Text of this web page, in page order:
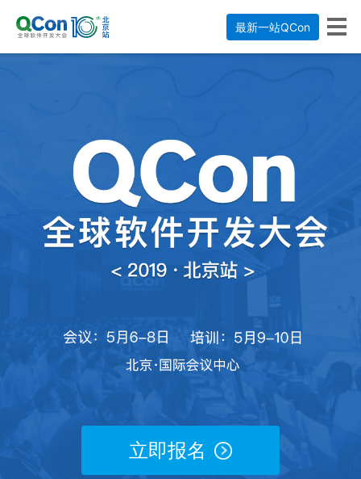
最新一站QCon
立即报名